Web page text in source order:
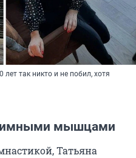
так никто и не побил, хотя
мышцами
Татьяна